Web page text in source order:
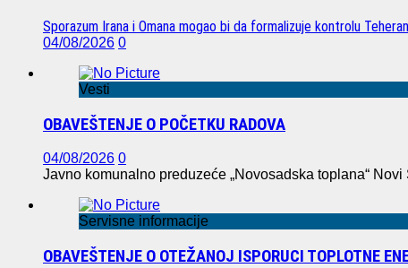
Sporazum Irana i Omana mogao bi da formalizuje kontrolu
04/08/2026 0
Vesti
OBAVEŠTENJE O POČETKU RADOVA
04/08/2026 0
Javno komunalno preduzeće „Novosadska toplana“
Servisne informacije
OBAVEŠTENJE O OTEŽANOJ ISPORUCI TOPLOTNE